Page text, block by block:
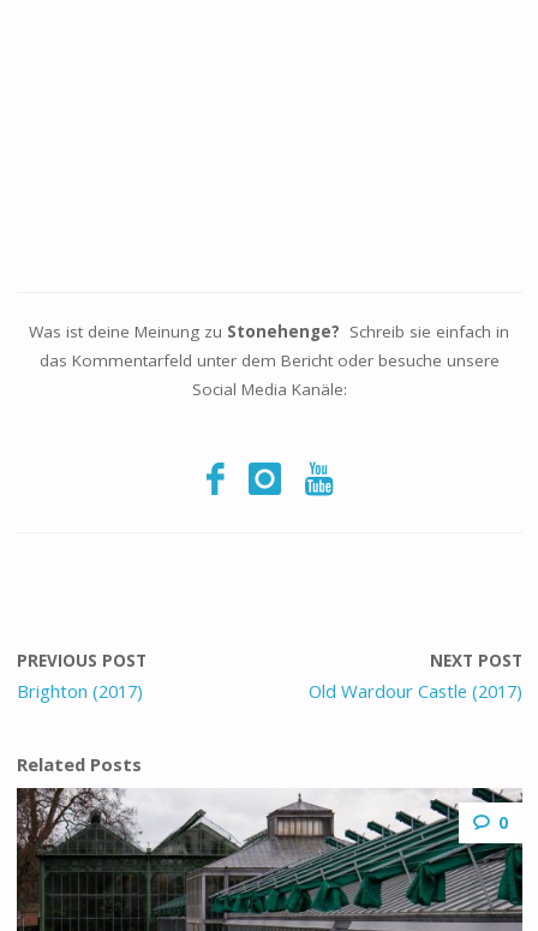
Was ist deine Meinung zu Stonehenge? Schreib sie einfach in
das Kommentarfeld unter dem Bericht oder besuche unsere
Social Media Kanäle:
PREVIOUS POST
Brighton (2017)
NEXT POST
Old Wardour Castle (2017)
Related Posts
0